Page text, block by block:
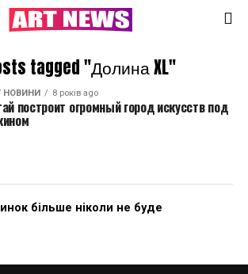
tagged "Долина XL"
НОВИНИ 8 років ago
построит огромный город искусств под
більше ніколи не буде